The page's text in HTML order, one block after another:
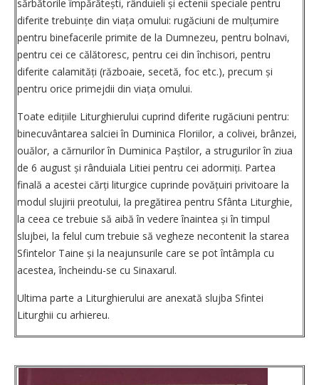
sărbătorile împă­rătești, rânduieli și ectenii speciale pentru
diferite trebuințe din viața omului: rugăciuni de mulțumire
pentru binefacerile primite de la Dumnezeu, pentru bolnavi,
pentru cei ce călătoresc, pentru cei din închisori, pentru
diferite calamități (războaie, secetă, foc etc.), precum și
pentru orice primejdii din viața omului.
Toate edițiile Liturghierului cuprind diferite rugăciuni pentru:
binecuvântarea salciei în Duminica Floriilor, a colivei, brânzei,
ouălor, a cărnurilor în Duminica Paștilor, a strugurilor în ziua
de 6 august și rânduiala Litiei pentru cei adormiți. Partea
finală a acestei cărți liturgice cuprinde povățuiri privitoare la
modul slujirii preotului, la pregătirea pentru Sfânta Liturghie,
la ceea ce trebuie să aibă în vedere înaintea și în timpul
slujbei, la felul cum trebuie să vegheze necontenit la starea
Sfintelor Taine și la neajunsurile care se pot întâmpla cu
acestea, încheindu-se cu Sinaxarul.
Ultima parte a Liturghierului are anexată slujba Sfintei
Liturghii cu arhiereu.